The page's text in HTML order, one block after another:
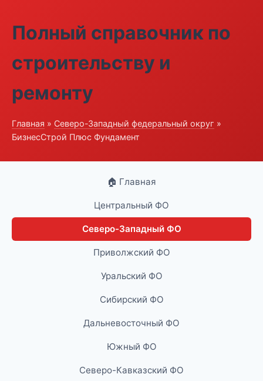
Полный справочник по
строительству и
ремонту
Главная » Северо-Западный федеральный округ »
БизнесСтрой Плюс Фундамент
🏠 Главная
Центральный ФО
Северо-Западный ФО
Приволжский ФО
Уральский ФО
Сибирский ФО
Дальневосточный ФО
Южный ФО
Северо-Кавказский ФО